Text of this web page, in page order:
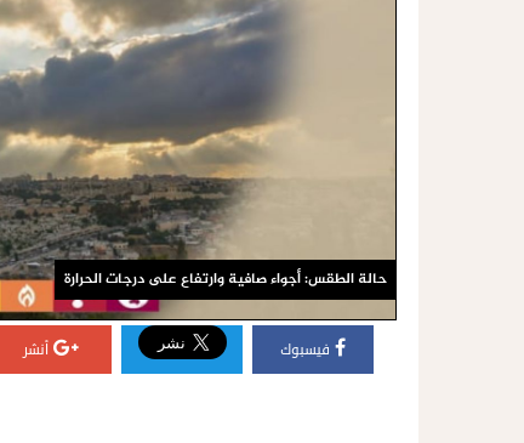
حالة الطقس: أجواء صافية وارتفاع على درجات الحرارة
فيسبوك أنشر